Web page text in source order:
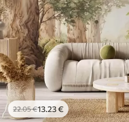
22.05€13 .23€